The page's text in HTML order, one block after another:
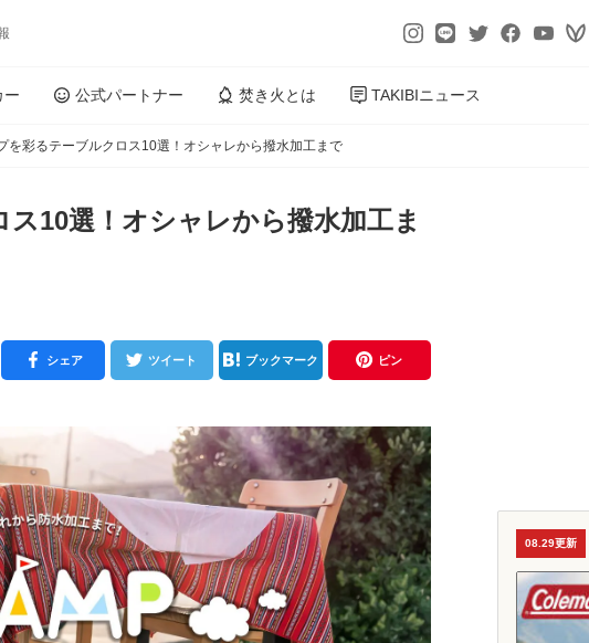
ー 公式パートナー 焚き火とは TAKIBIニュース
を彩るテーブルクロス10選！オシャレから撥水加工まで
10選！オシャレから撥水加工ま
シェア ツイート ブックマーク ピン
08.29更新